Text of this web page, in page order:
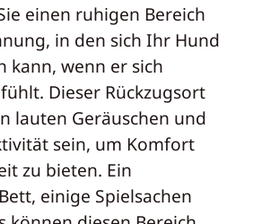
einen ruhigen Bereich
in den sich Ihr Hund
kann, wenn er sich
Dieser Rückzugsort
lauten Geräuschen und
sein, um Komfort
zu bieten. Ein
einige Spielsachen